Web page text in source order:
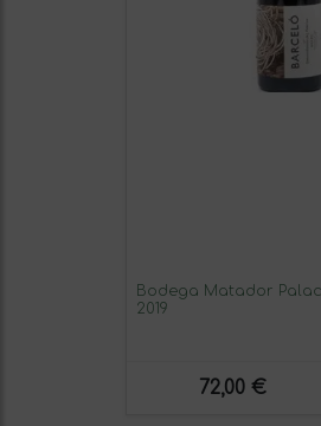
Bodega Matador
2019
72,00 €